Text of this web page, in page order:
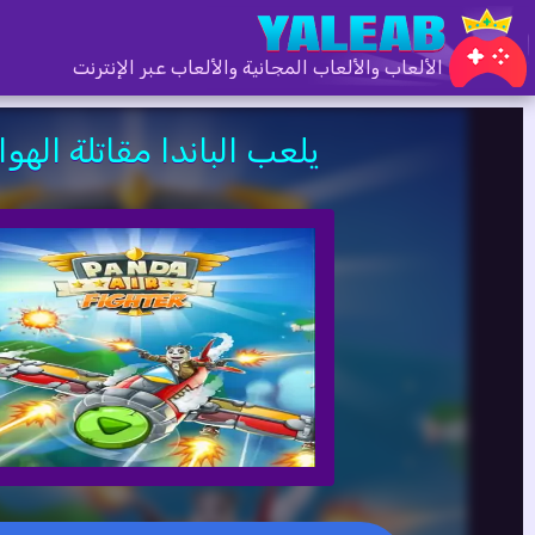
الألعاب والألعاب المجانية والألعاب عبر الإنترنت
يلعب الباندا مقاتلة